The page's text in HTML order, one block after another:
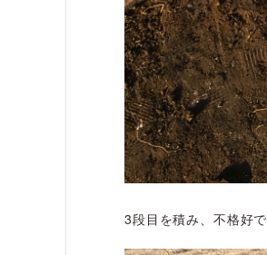
3段目を積み、不格好